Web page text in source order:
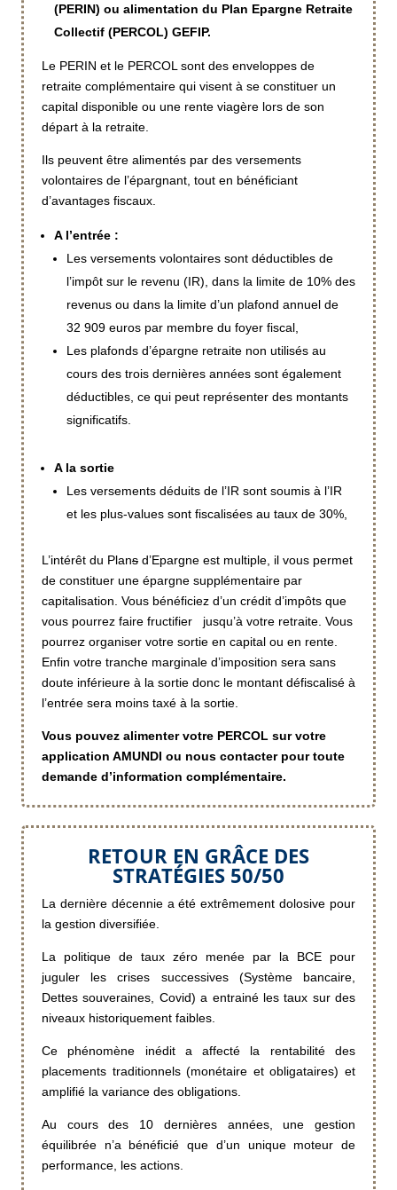
(PERIN) ou alimentation du Plan Epargne Retraite
Collectif (PERCOL) GEFIP.
Le PERIN et le PERCOL sont des enveloppes de
retraite complémentaire qui visent à se constituer un
capital disponible ou une rente viagère lors de son
départ à la retraite.
Ils peuvent être alimentés par des versements
volontaires de l’épargnant, tout en bénéficiant
d’avantages fiscaux.
A l’entrée :
Les versements volontaires sont déductibles de
l’impôt sur le revenu (IR), dans la limite de 10% des
revenus ou dans la limite d’un plafond annuel de
32 909 euros par membre du foyer fiscal,
Les plafonds d’épargne retraite non utilisés au
cours des trois dernières années sont également
déductibles, ce qui peut représenter des montants
significatifs.
A la sortie
Les versements déduits de l’IR sont soumis à l’IR
et les plus-values sont fiscalisées au taux de 30%,
L’intérêt du Plans d’Epargne est multiple, il vous permet
de constituer une épargne supplémentaire par
capitalisation. Vous bénéficiez d’un crédit d’impôts que
vous pourrez faire fructifier jusqu’à votre retraite. Vous
pourrez organiser votre sortie en capital ou en rente.
Enfin votre tranche marginale d’imposition sera sans
doute inférieure à la sortie donc le montant défiscalisé à
l’entrée sera moins taxé à la sortie.
Vous pouvez alimenter votre PERCOL sur votre
application AMUNDI ou nous contacter pour toute
demande d’information complémentaire.
RETOUR EN GRÂCE DES
STRATÉGIES 50/50
La dernière décennie a été extrêmement dolosive pour
la gestion diversifiée.
La politique de taux zéro menée par la BCE pour
juguler les crises successives (Système bancaire,
Dettes souveraines, Covid) a entrainé les taux sur des
niveaux historiquement faibles.
Ce phénomène inédit a affecté la rentabilité des
placements traditionnels (monétaire et obligataires) et
amplifié la variance des obligations.
Au cours des 10 dernières années, une gestion
équilibrée n’a bénéficié que d’un unique moteur de
performance, les actions.